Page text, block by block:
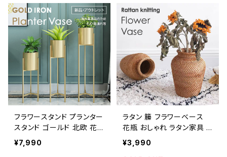
フラワースタンド プランター
スタンド ゴールド 北欧 花
台 鉢台 PLVS001-GD
¥7,990
ラタン 籘 フラワーベース
花瓶 おしゃれ ラタン家具 イ
ンテリア NTFV020
¥3,990